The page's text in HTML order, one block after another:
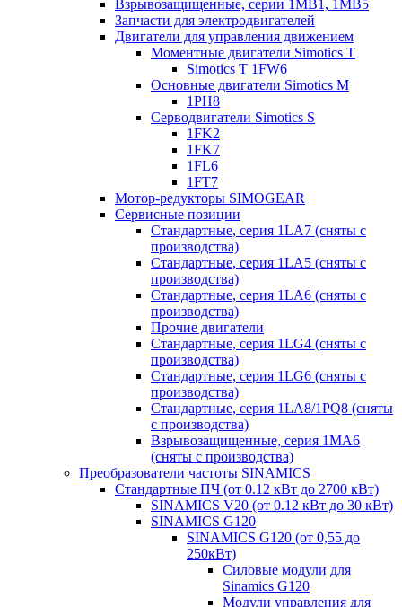
Взрывозащищенные, серии 1MB1, 1MB5
Запчасти для электродвигателей
Двигатели для управления движением
Моментные двигатели Simotics T
Simotics T 1FW6
Основные двигатели Simotics M
1PH8
Серводвигатели Simotics S
1FK2
1FK7
1FL6
1FT7
Мотор-редукторы SIMOGEAR
Сервисные позиции
Стандартные, серия 1LA7 (сняты с
производства)
Стандартные, серия 1LA5 (сняты с
производства)
Стандартные, серия 1LA6 (сняты с
производства)
Прочие двигатели
Стандартные, серия 1LG4 (сняты с
производства)
Стандартные, серия 1LG6 (сняты с
производства)
Стандартные, серия 1LA8/1PQ8 (сняты
с производства)
Взрывозащищенные, серия 1MA6
(сняты с производства)
Преобразователи частоты SINAMICS
Стандартные ПЧ (от 0.12 кВт до 2700 кВт)
SINAMICS V20 (от 0.12 кВт до 30 кВт)
SINAMICS G120
SINAMICS G120 (от 0,55 до
250кВт)
Силовые модули для
Sinamics G120
Модули управления для